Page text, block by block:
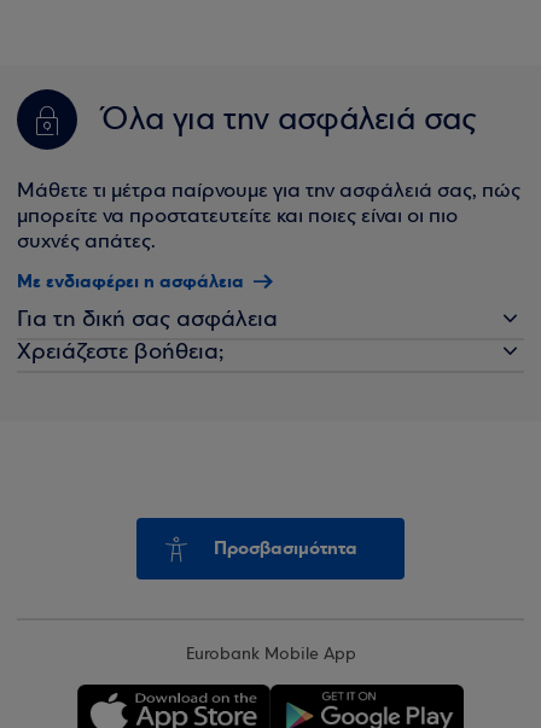
Όλα για την ασφάλειά σας
Μάθετε τι μέτρα παίρνουμε για την ασφάλειά σας, πώς
μπορείτε να προστατευτείτε και ποιες είναι οι πιο
συχνές απάτες.
Με ενδιαφέρει η ασφάλεια
Για τη δική σας ασφάλεια
Χρειάζεστε βοήθεια;
Προσβασιμότητα
Eurobank Mobile App